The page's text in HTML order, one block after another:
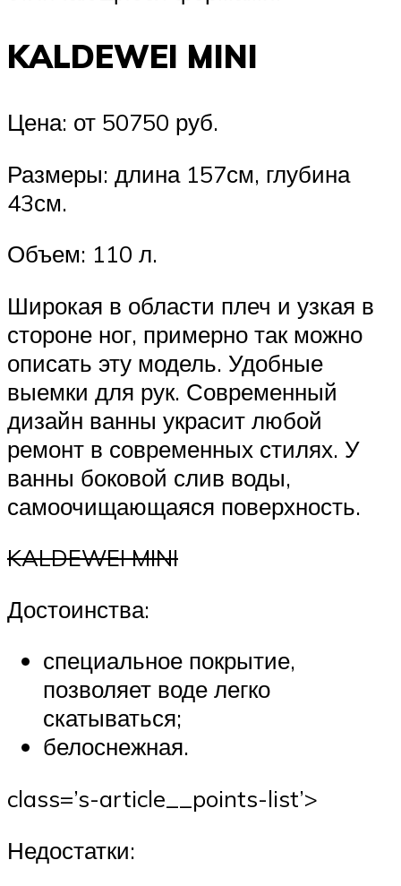
KALDEWEI MINI
Цена: от 50750 руб.
Размеры: длина 157см, глубина
43см.
Объем: 110 л.
Широкая в области плеч и узкая в
стороне ног, примерно так можно
описать эту модель. Удобные
выемки для рук. Современный
дизайн ванны украсит любой
ремонт в современных стилях. У
ванны боковой слив воды,
самоочищающаяся поверхность.
KALDEWEI MINI
Достоинства:
специальное покрытие,
позволяет воде легко
скатываться;
белоснежная.
class=’s-article__points-list’>
Недостатки: